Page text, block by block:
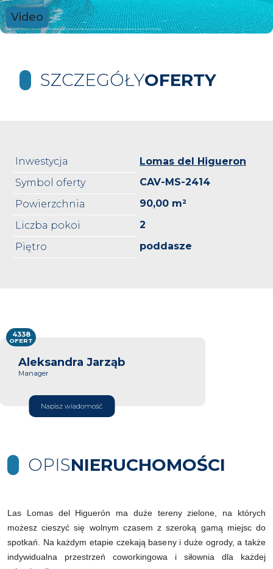
Video
SZCZEGÓŁYOFERTY
Inwestycja
Lomas del Higueron
Symbol oferty
CAV-MS-2414
Powierzchnia
90,00 m²
Liczba pokoi
2
Piętro
poddasze
Aleksandra Jarząb
Manager
Napisz wiadomość
4338
OFERT
OPISNIERUCHOMOŚCI
Las Lomas del Higuerón ma duże tereny zielone, na których
możesz cieszyć się wolnym czasem z szeroką gamą miejsc do
spotkań. Na każdym etapie czekają baseny i duże ogrody, a także
indywidualna przestrzeń coworkingowa i siłownia dla każdej